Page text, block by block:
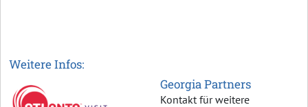
Weitere Infos:
Georgia Partners
Kontakt für weitere